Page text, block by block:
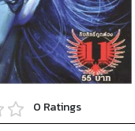
0 Ratings